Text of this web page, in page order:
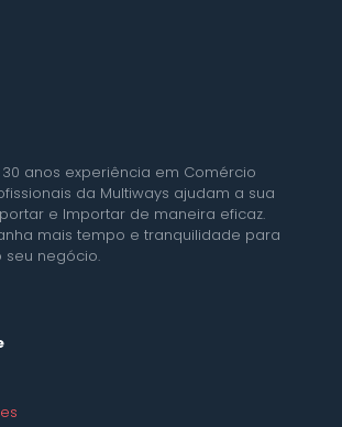
anos experiência em Comércio
da Multiways ajudam a sua
e Importar de maneira eficaz.
mais tempo e tranquilidade para
negócio.